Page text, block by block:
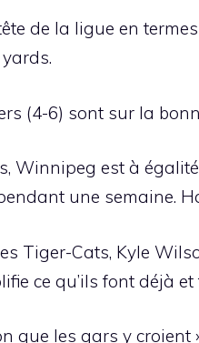
de la ligue en
(4-6) sont sur la
Winnipeg est à
une semaine.
Tiger-Cats, Kyle
ce qu’ils font déjà
que les gars y